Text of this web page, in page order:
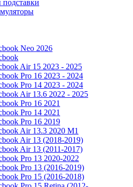
Neo 2026
Air 15 2023 - 2025
Pro 16 2023 - 2024
Pro 14 2023 - 2024
Air 13.6 2022 - 2025
Pro 16 2021
Pro 14 2021
Pro 16 2019
Air 13.3 2020 M1
Air 13 (2018-2019)
Air 13 (2011-2017)
Pro 13 2020-2022
Pro 13 (2016-2019)
Pro 15 (2016-2018)